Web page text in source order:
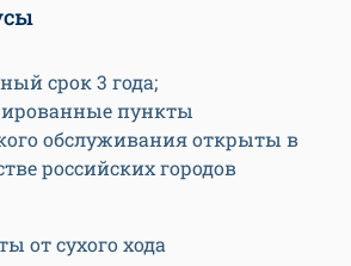
срок 3 года;
пункты
обслуживания открыты в
российских городов
от сухого хода